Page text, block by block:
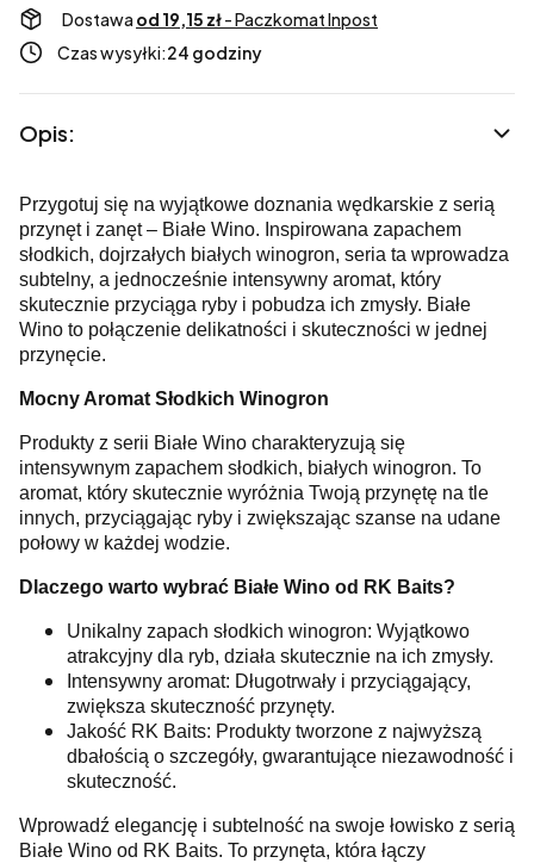
Dostawa od 19,15 zł- Paczkomat Inpost
Czas wysyłki:24 godziny
Opis:
Przygotuj się na wyjątkowe doznania wędkarskie z serią
przynęt i zanęt – Białe Wino. Inspirowana zapachem
słodkich, dojrzałych białych winogron, seria ta wprowadza
subtelny, a jednocześnie intensywny aromat, który
skutecznie przyciąga ryby i pobudza ich zmysły. Białe
Wino to połączenie delikatności i skuteczności w jednej
przynęcie.
Mocny Aromat Słodkich Winogron
Produkty z serii Białe Wino charakteryzują się
intensywnym zapachem słodkich, białych winogron. To
aromat, który skutecznie wyróżnia Twoją przynętę na tle
innych, przyciągając ryby i zwiększając szanse na udane
połowy w każdej wodzie.
Dlaczego warto wybrać Białe Wino od RK Baits?
Unikalny zapach słodkich winogron: Wyjątkowo
atrakcyjny dla ryb, działa skutecznie na ich zmysły.
Intensywny aromat: Długotrwały i przyciągający,
zwiększa skuteczność przynęty.
Jakość RK Baits: Produkty tworzone z najwyższą
dbałością o szczegóły, gwarantujące niezawodność i
skuteczność.
Wprowadź elegancję i subtelność na swoje łowisko z serią
Białe Wino od RK Baits. To przynęta, która łączy